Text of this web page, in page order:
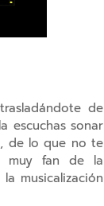
de
escuchas sonar
de lo que no te
muy fan de la
musicalización